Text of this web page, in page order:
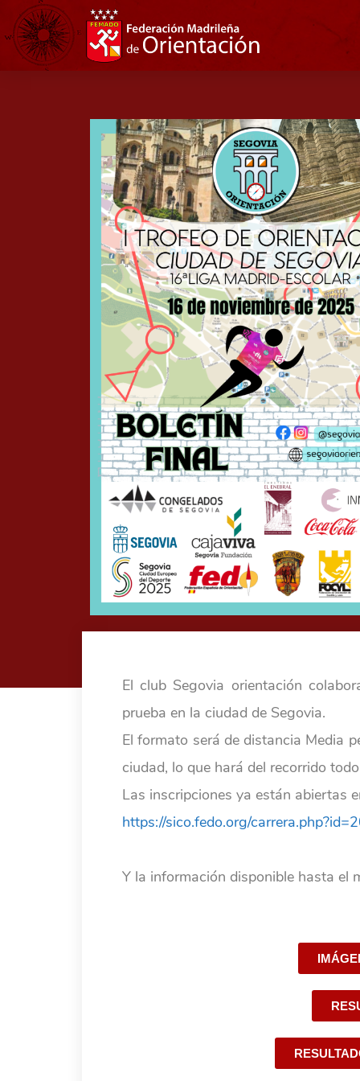
El club Segovia orientación
prueba en la ciudad de Segovia.
El formato será de distancia Media
ciudad, lo que hará del recorrido
Las inscripciones ya están abiertas
https://sico.fedo.org/
Y la información disponible hasta el